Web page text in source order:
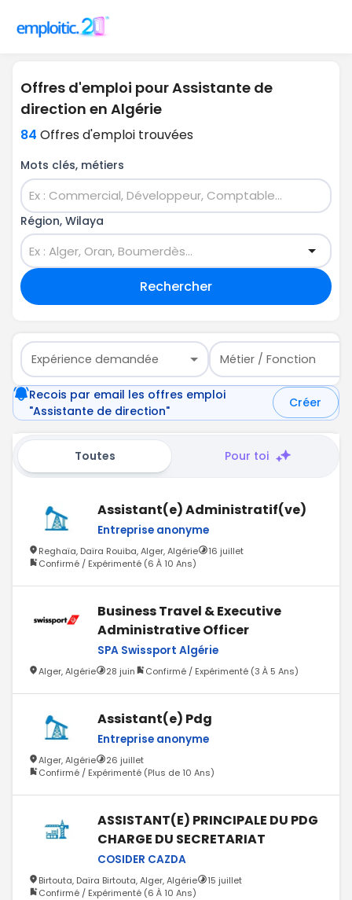
Offres d'emploi pour Assistante de
direction en Algérie
84 Offres d'emploi trouvées
Mots clés, métiers
Région, Wilaya
Rechercher
Expérience demandée Métier / Fonction
Recois par email les offres emploi
"Assistante de direction"
Créer
Toutes Pour toi
Assistant(e) Administratif(ve)
Entreprise anonyme
Reghaïa, Daïra Rouiba, Alger, Algérie
16 juillet
Confirmé / Expérimenté (6 À 10 Ans)
Business Travel & Executive
Administrative Officer
SPA Swissport Algérie
Alger, Algérie 28 juin Confirmé / Expérimenté (3 À 5 Ans)
Assistant(e) Pdg
Entreprise anonyme
Alger, Algérie
26 juillet
Confirmé / Expérimenté (Plus de 10 Ans)
ASSISTANT(E) PRINCIPALE DU PDG
CHARGE DU SECRETARIAT
COSIDER CAZDA
Birtouta, Daïra Birtouta, Alger, Algérie
15 juillet
Confirmé / Expérimenté (6 À 10 Ans)